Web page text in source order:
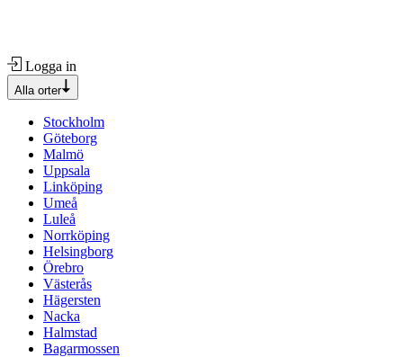
Logga in
Alla orter
Stockholm
Göteborg
Malmö
Uppsala
Linköping
Umeå
Luleå
Norrköping
Helsingborg
Örebro
Västerås
Hägersten
Nacka
Halmstad
Bagarmossen